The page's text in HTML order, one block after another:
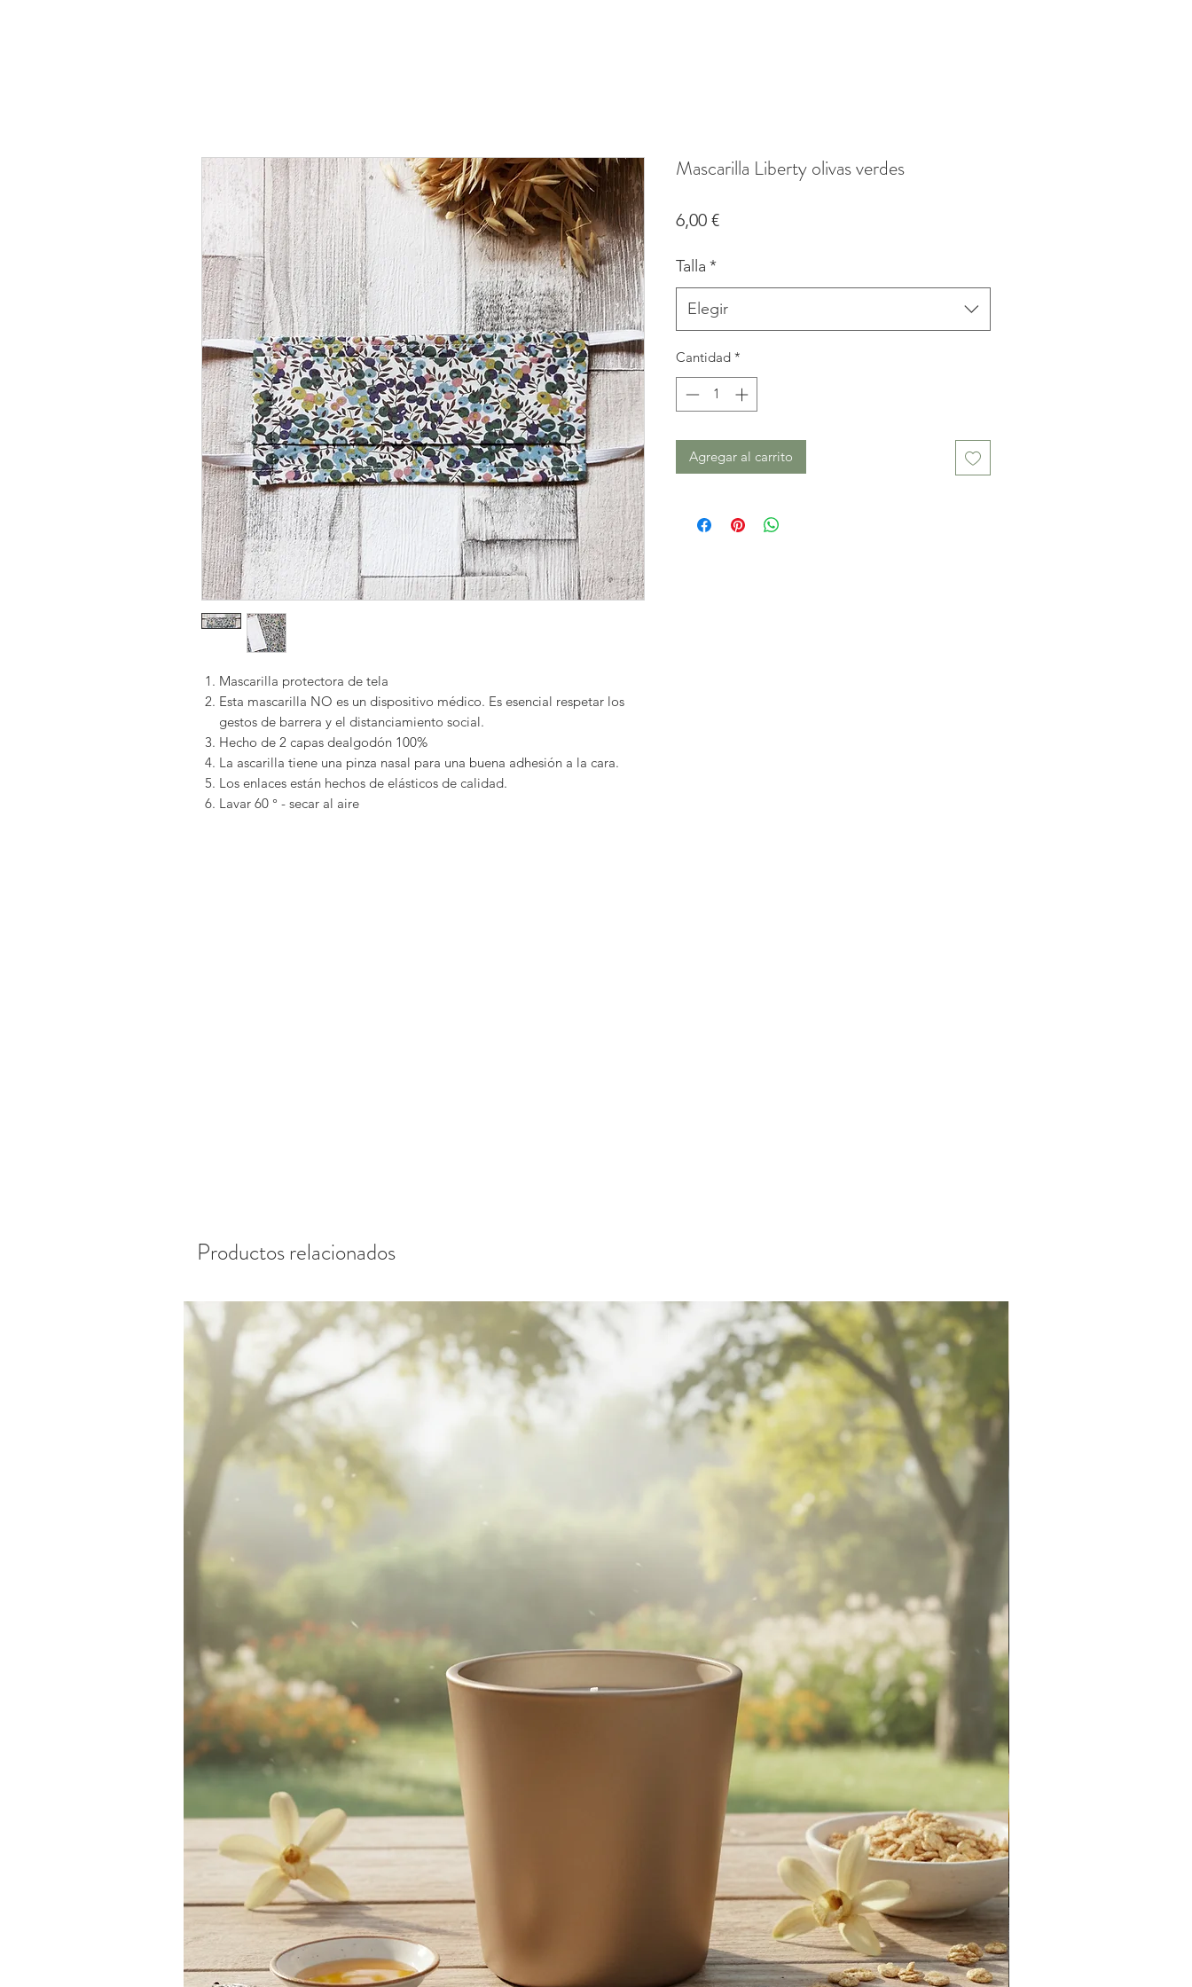
Mascarilla protectora de tela
Esta mascarilla NO es un dispositivo médico. Es esencial respetar los
gestos de barrera y el distanciamiento social.
Hecho de 2 capas dealgodón 100%
La ascarilla tiene una pinza nasal para una buena adhesión a la cara.
Los enlaces están hechos de elásticos de calidad.
Lavar 60 ° - secar al aire
Mascarilla Liberty olivas verdes
6,00 €Precio
Talla *
Elegir
Cantidad *
Agregar al carrito
Productos relacionados